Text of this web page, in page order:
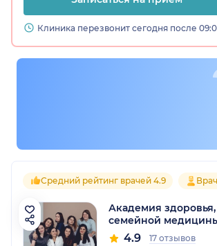
Клиника перезвонит сегодня после
Средний рейтинг врачей 4.9
Академия
семейной
4.9 17 отзывов